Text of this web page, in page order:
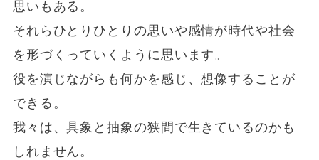
思いもある。
それらひとりひとりの思いや感情が時代や社会
を形づくっていくように思います。
役を演じながらも何かを感じ、想像することが
できる。
我々は、具象と抽象の狭間で生きているのかも
しれません。